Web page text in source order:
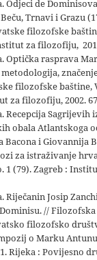
Odjeci de
Trnavi i Grazu
filozofske
za filozofiju,
Optička rasprava
filozofske baštine,
za filozofiju, 2002.
Recepcija Sagrijevih
obala Atlantskoga
Bacona i Giovannija
za istraživanje
1 (79). Zagreb :
Riječanin Josip
//
filozofsko
o Marku
Rijeka : Povijesno